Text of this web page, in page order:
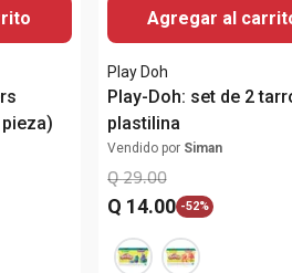
Agregar al
Play Doh
Play-Doh: set de 2
plastilina
Vendido por Siman
Q 29.00
Q 14.00 -52%